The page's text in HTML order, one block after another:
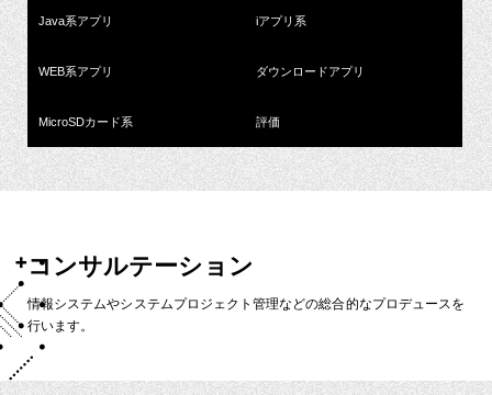
Java系アプリ iアプリ系
WEB系アプリ ダウンロードアプリ
MicroSDカード系 評価
コンサルテーション
情報システムやシステムプロジェクト管理などの総合的なプロデュースを
行います。